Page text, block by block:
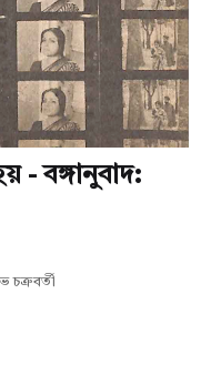
- বঙ্গানুবাদ:
চক্রবর্তী